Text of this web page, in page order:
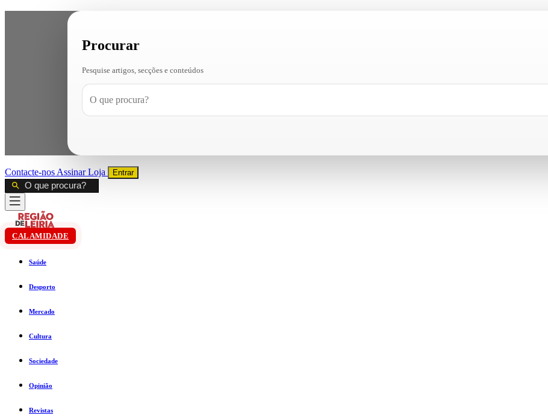
Procurar
Pesquise artigos, secções e conteúdos
Contacte-nos AssinarLoja Entrar
CALAMIDADE
Saúde
Desporto
Mercado
Cultura
Sociedade
Opinião
Revistas